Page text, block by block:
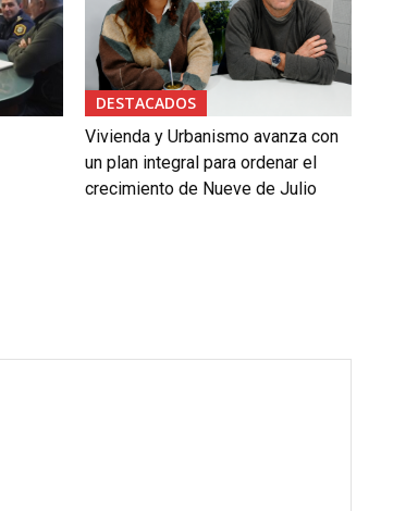
DESTACADOS
Vivienda y Urbanismo avanza con
un plan integral para ordenar el
crecimiento de Nueve de Julio